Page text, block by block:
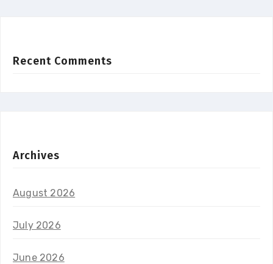
Recent Comments
Archives
August 2026
July 2026
June 2026